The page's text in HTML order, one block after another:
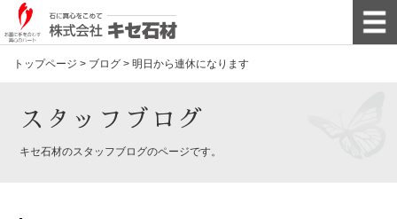
トップページ > ブログ > 明日から連休になります
スタッフブログ
キセ石材のスタッフブログのページです。